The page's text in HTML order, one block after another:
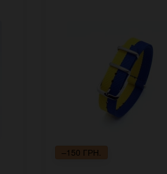
–150 ГРН.